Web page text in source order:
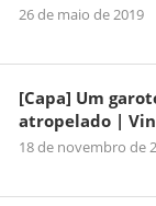
26 de maio de 2019
[Capa] Um
atropelado |
18 de novembro de